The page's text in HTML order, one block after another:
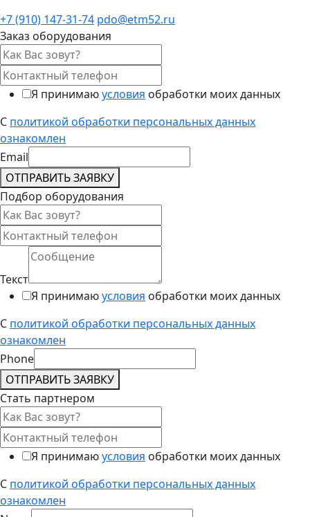
+7 (910) 147-31-74 pdo@etm52.ru
Заказ оборудования
Я принимаюусловия обработки моих данных
С политикой обработки персональных данных
ознакомлен
Email
ОТПРАВИТЬ ЗАЯВКУ
Подбор оборудования
Текст
Я принимаюусловия обработки моих данных
С политикой обработки персональных данных
ознакомлен
Phone
ОТПРАВИТЬ ЗАЯВКУ
Стать партнером
Я принимаюусловия обработки моих данных
С политикой обработки персональных данных
ознакомлен